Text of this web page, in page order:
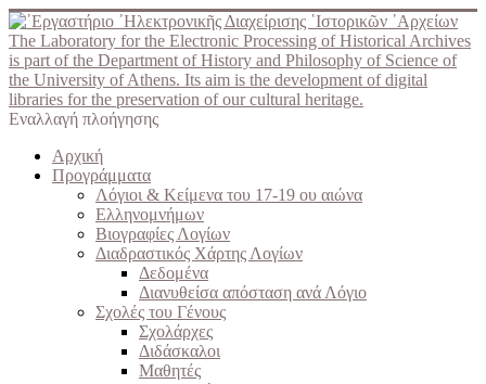
The Laboratory for the Electronic Processing of Historical Archives
is part of the Department of History and Philosophy of Science of
the University of Athens. Its aim is the development of digital
libraries for the preservation of our cultural heritage.
Εναλλαγή πλοήγησης
Αρχική
Προγράμματα
Λόγιοι & Κείμενα του 17-19 ου αιώνα
Ελληνομνήμων
Βιογραφίες Λογίων
Διαδραστικός Χάρτης Λογίων
Δεδομένα
Διανυθείσα απόσταση ανά Λόγιο
Σχολές του Γένους
Σχολάρχες
Διδάσκαλοι
Μαθητές